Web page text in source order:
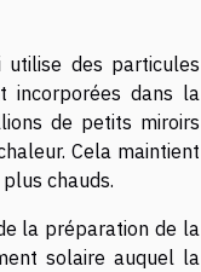
des particules
incorporées dans la
de petits miroirs
Cela maintient
chauds.
la préparation de la
solaire auquel la